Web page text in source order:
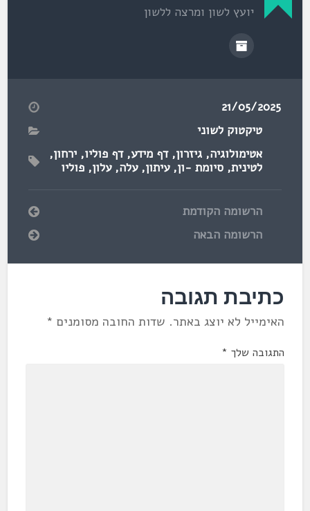
יועץ לשון ומרצה ללשון
21/05/2025
טיקטוק לשוני
אטימולוגיה,גיזרון,דף מידע,דף פוליו,ירחון,
לטינית,סיומת -ון,עיתון,עלה,עלון,פוליו
הרשומה הקודמת
הרשומה הבאה
כתיבת תגובה
האימייל לא יוצג באתר. שדות החובה מסומנים *
התגובה שלך *